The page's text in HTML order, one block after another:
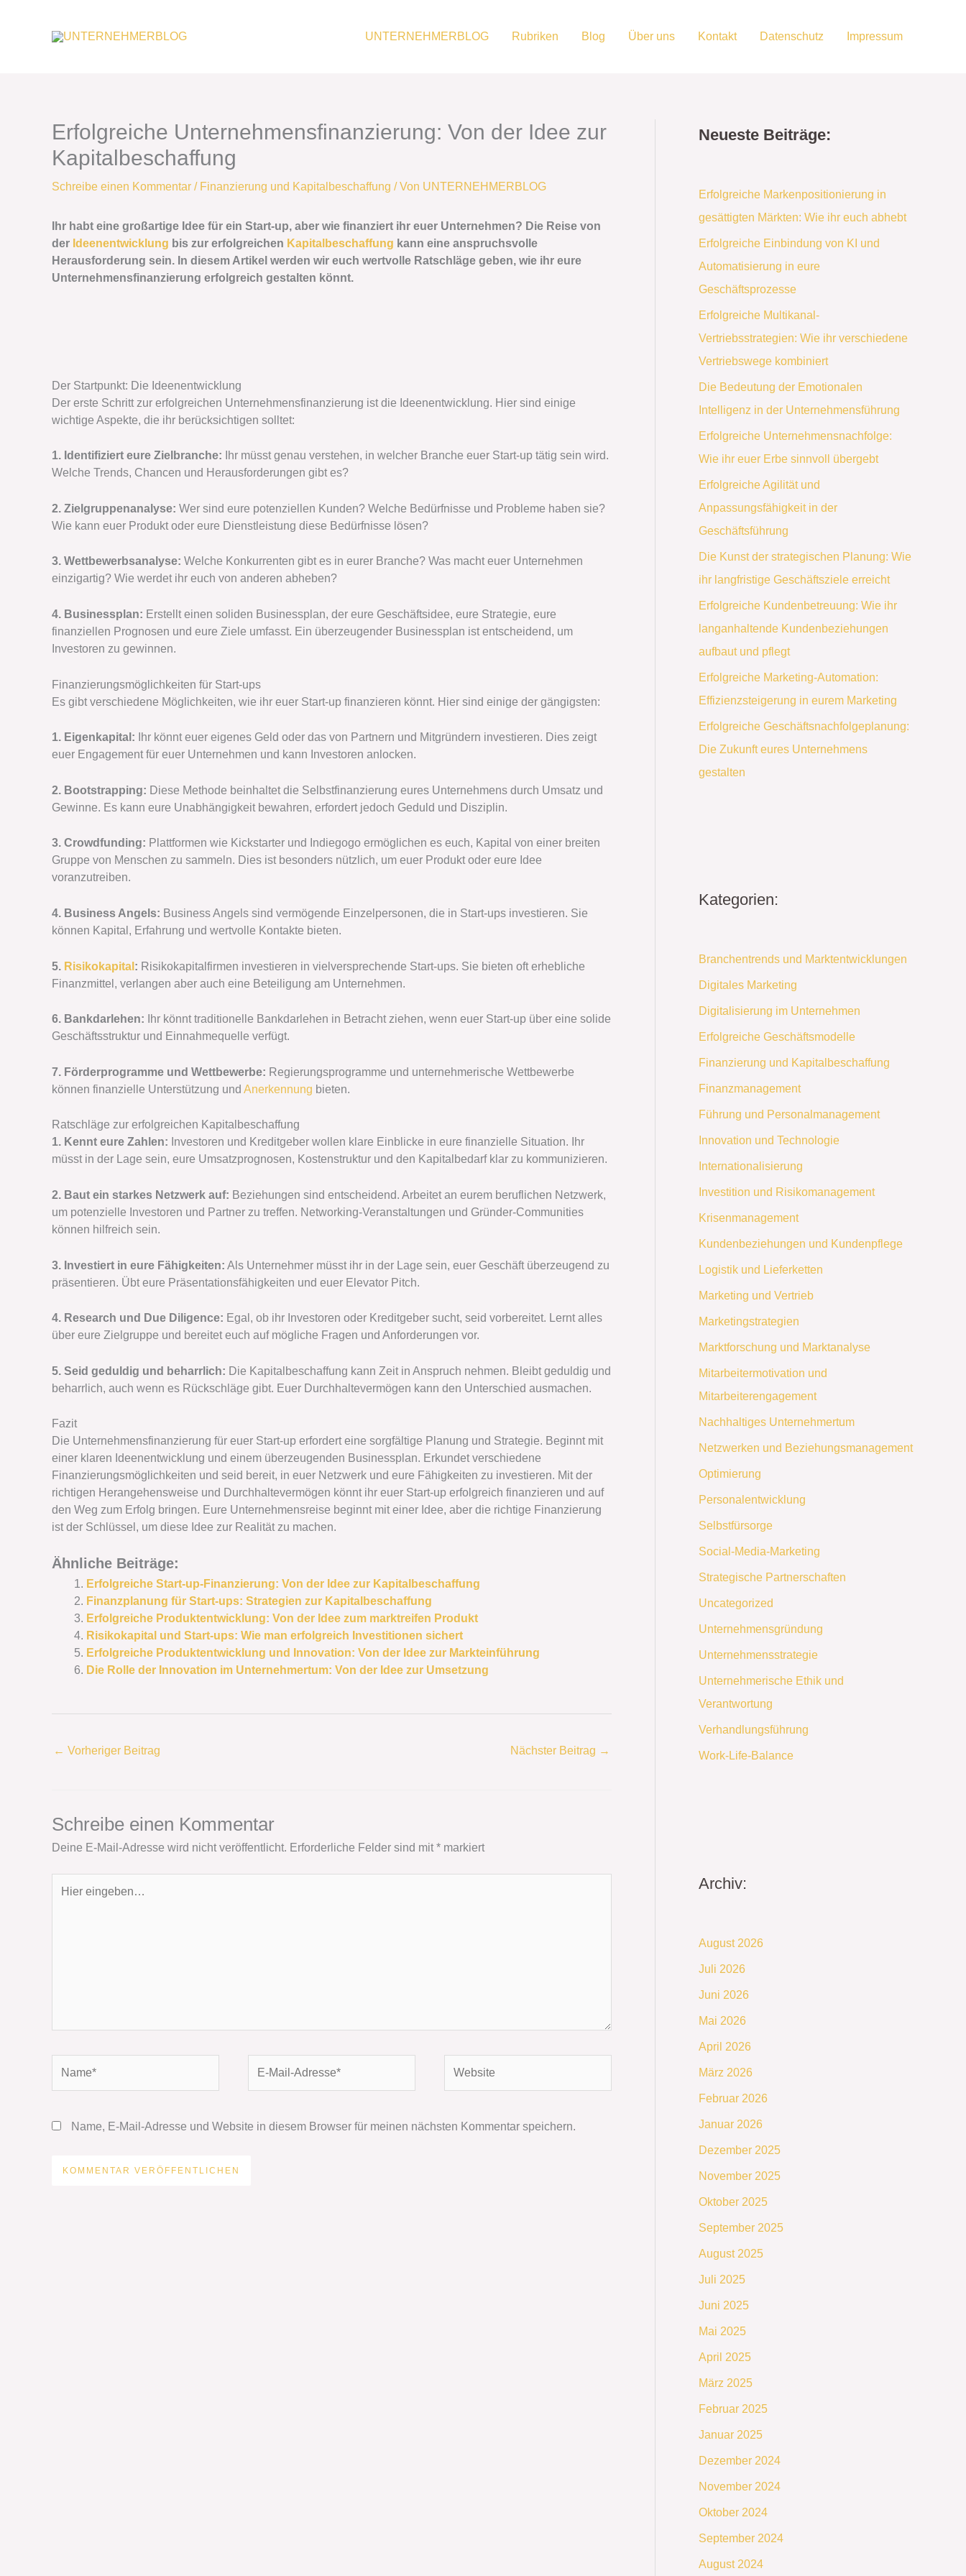
UNTERNEHMERBLOG Rubriken Blog Über uns Kontakt Datenschutz Impressum
Erfolgreiche Unternehmensfinanzierung: Von der Idee zur
Kapitalbeschaffung
Schreibe einen Kommentar / Finanzierung und Kapitalbeschaffung / Von UNTERNEHMERBLOG
Ihr habt eine großartige Idee für ein Start-up, aber wie finanziert ihr euer Unternehmen? Die Reise von
der Ideenentwicklung bis zur erfolgreichen Kapitalbeschaffung kann eine anspruchsvolle
Herausforderung sein. In diesem Artikel werden wir euch wertvolle Ratschläge geben, wie ihr eure
Unternehmensfinanzierung erfolgreich gestalten könnt.
Der Startpunkt: Die Ideenentwicklung
Der erste Schritt zur erfolgreichen Unternehmensfinanzierung ist die Ideenentwicklung. Hier sind einige
wichtige Aspekte, die ihr berücksichtigen solltet:
1. Identifiziert eure Zielbranche: Ihr müsst genau verstehen, in welcher Branche euer Start-up tätig sein wird.
Welche Trends, Chancen und Herausforderungen gibt es?
2. Zielgruppenanalyse: Wer sind eure potenziellen Kunden? Welche Bedürfnisse und Probleme haben sie?
Wie kann euer Produkt oder eure Dienstleistung diese Bedürfnisse lösen?
3. Wettbewerbsanalyse: Welche Konkurrenten gibt es in eurer Branche? Was macht euer Unternehmen
einzigartig? Wie werdet ihr euch von anderen abheben?
4. Businessplan: Erstellt einen soliden Businessplan, der eure Geschäftsidee, eure Strategie, eure
finanziellen Prognosen und eure Ziele umfasst. Ein überzeugender Businessplan ist entscheidend, um
Investoren zu gewinnen.
Finanzierungsmöglichkeiten für Start-ups
Es gibt verschiedene Möglichkeiten, wie ihr euer Start-up finanzieren könnt. Hier sind einige der gängigsten:
1. Eigenkapital: Ihr könnt euer eigenes Geld oder das von Partnern und Mitgründern investieren. Dies zeigt
euer Engagement für euer Unternehmen und kann Investoren anlocken.
2. Bootstrapping: Diese Methode beinhaltet die Selbstfinanzierung eures Unternehmens durch Umsatz und
Gewinne. Es kann eure Unabhängigkeit bewahren, erfordert jedoch Geduld und Disziplin.
3. Crowdfunding: Plattformen wie Kickstarter und Indiegogo ermöglichen es euch, Kapital von einer breiten
Gruppe von Menschen zu sammeln. Dies ist besonders nützlich, um euer Produkt oder eure Idee
voranzutreiben.
4. Business Angels: Business Angels sind vermögende Einzelpersonen, die in Start-ups investieren. Sie
können Kapital, Erfahrung und wertvolle Kontakte bieten.
5. Risikokapital : Risikokapitalfirmen investieren in vielversprechende Start-ups. Sie bieten oft erhebliche
Finanzmittel, verlangen aber auch eine Beteiligung am Unternehmen.
6. Bankdarlehen: Ihr könnt traditionelle Bankdarlehen in Betracht ziehen, wenn euer Start-up über eine solide
Geschäftsstruktur und Einnahmequelle verfügt.
7. Förderprogramme und Wettbewerbe: Regierungsprogramme und unternehmerische Wettbewerbe
können finanzielle Unterstützung und Anerkennung bieten.
Ratschläge zur erfolgreichen Kapitalbeschaffung
1. Kennt eure Zahlen: Investoren und Kreditgeber wollen klare Einblicke in eure finanzielle Situation. Ihr
müsst in der Lage sein, eure Umsatzprognosen, Kostenstruktur und den Kapitalbedarf klar zu kommunizieren.
2. Baut ein starkes Netzwerk auf: Beziehungen sind entscheidend. Arbeitet an eurem beruflichen Netzwerk,
um potenzielle Investoren und Partner zu treffen. Networking-Veranstaltungen und Gründer-Communities
können hilfreich sein.
3. Investiert in eure Fähigkeiten: Als Unternehmer müsst ihr in der Lage sein, euer Geschäft überzeugend zu
präsentieren. Übt eure Präsentationsfähigkeiten und euer Elevator Pitch.
4. Research und Due Diligence: Egal, ob ihr Investoren oder Kreditgeber sucht, seid vorbereitet. Lernt alles
über eure Zielgruppe und bereitet euch auf mögliche Fragen und Anforderungen vor.
5. Seid geduldig und beharrlich: Die Kapitalbeschaffung kann Zeit in Anspruch nehmen. Bleibt geduldig und
beharrlich, auch wenn es Rückschläge gibt. Euer Durchhaltevermögen kann den Unterschied ausmachen.
Fazit
Die Unternehmensfinanzierung für euer Start-up erfordert eine sorgfältige Planung und Strategie. Beginnt mit
einer klaren Ideenentwicklung und einem überzeugenden Businessplan. Erkundet verschiedene
Finanzierungsmöglichkeiten und seid bereit, in euer Netzwerk und eure Fähigkeiten zu investieren. Mit der
richtigen Herangehensweise und Durchhaltevermögen könnt ihr euer Start-up erfolgreich finanzieren und auf
den Weg zum Erfolg bringen. Eure Unternehmensreise beginnt mit einer Idee, aber die richtige Finanzierung
ist der Schlüssel, um diese Idee zur Realität zu machen.
Ähnliche Beiträge:
Erfolgreiche Start-up-Finanzierung: Von der Idee zur Kapitalbeschaffung
Finanzplanung für Start-ups: Strategien zur Kapitalbeschaffung
Erfolgreiche Produktentwicklung: Von der Idee zum marktreifen Produkt
Risikokapital und Start-ups: Wie man erfolgreich Investitionen sichert
Erfolgreiche Produktentwicklung und Innovation: Von der Idee zur Markteinführung
Die Rolle der Innovation im Unternehmertum: Von der Idee zur Umsetzung
← Vorheriger Beitrag Nächster Beitrag →
Schreibe einen Kommentar
Deine E-Mail-Adresse wird nicht veröffentlicht. Erforderliche Felder sind mit * markiert
eingeben…
Mail-
Name, E-Mail-Adresse und Website in diesem Browser für meinen nächsten Kommentar speichern.
Neueste Beiträge:
Erfolgreiche Markenpositionierung in
gesättigten Märkten: Wie ihr euch abhebt
Erfolgreiche Einbindung von KI und
Automatisierung in eure
Geschäftsprozesse
Erfolgreiche Multikanal-
Vertriebsstrategien: Wie ihr verschiedene
Vertriebswege kombiniert
Die Bedeutung der Emotionalen
Intelligenz in der Unternehmensführung
Erfolgreiche Unternehmensnachfolge:
Wie ihr euer Erbe sinnvoll übergebt
Erfolgreiche Agilität und
Anpassungsfähigkeit in der
Geschäftsführung
Die Kunst der strategischen Planung: Wie
ihr langfristige Geschäftsziele erreicht
Erfolgreiche Kundenbetreuung: Wie ihr
langanhaltende Kundenbeziehungen
aufbaut und pflegt
Erfolgreiche Marketing-Automation:
Effizienzsteigerung in eurem Marketing
Erfolgreiche Geschäftsnachfolgeplanung:
Die Zukunft eures Unternehmens
gestalten
Kategorien:
Branchentrends und Marktentwicklungen
Digitales Marketing
Digitalisierung im Unternehmen
Erfolgreiche Geschäftsmodelle
Finanzierung und Kapitalbeschaffung
Finanzmanagement
Führung und Personalmanagement
Innovation und Technologie
Internationalisierung
Investition und Risikomanagement
Krisenmanagement
Kundenbeziehungen und Kundenpflege
Logistik und Lieferketten
Marketing und Vertrieb
Marketingstrategien
Marktforschung und Marktanalyse
Mitarbeitermotivation und
Mitarbeiterengagement
Nachhaltiges Unternehmertum
Netzwerken und Beziehungsmanagement
Optimierung
Personalentwicklung
Selbstfürsorge
Social-Media-Marketing
Strategische Partnerschaften
Uncategorized
Unternehmensgründung
Unternehmensstrategie
Unternehmerische Ethik und
Verantwortung
Verhandlungsführung
Work-Life-Balance
Archiv:
August 2026
Juli 2026
Juni 2026
Mai 2026
April 2026
März 2026
Februar 2026
Januar 2026
Dezember 2025
November 2025
Oktober 2025
September 2025
August 2025
Juli 2025
Juni 2025
Mai 2025
April 2025
März 2025
Februar 2025
Januar 2025
Dezember 2024
November 2024
Oktober 2024
September 2024
August 2024